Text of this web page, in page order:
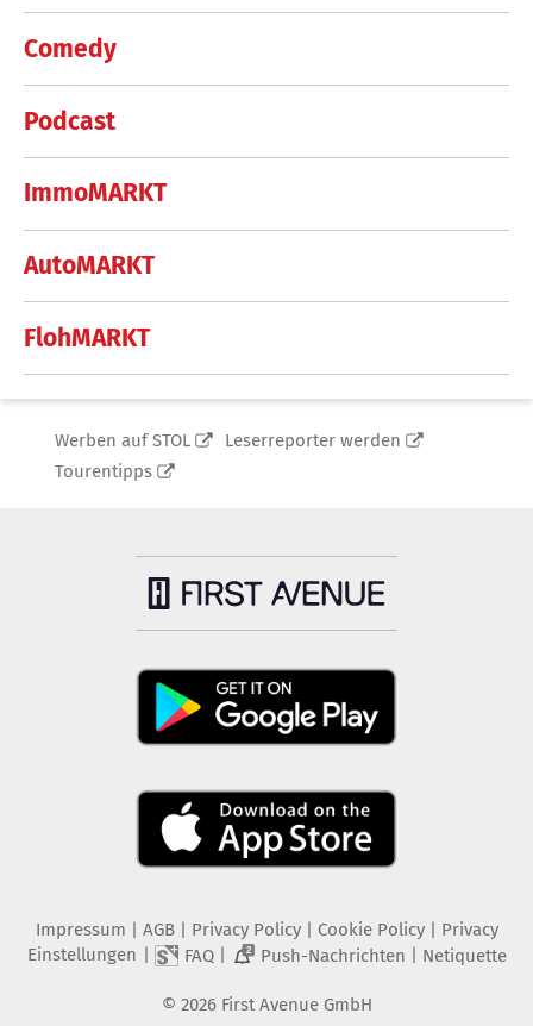
Comedy
Podcast
ImmoMARKT
AutoMARKT
FlohMARKT
Werben auf STOL
Leserreporter werden
Tourentipps
Impressum | AGB | Privacy Policy| Cookie Policy| Privacy
Einstellungen | FAQ| 2 Push-Nachrichten | Netiquette
© 2026 First Avenue GmbH